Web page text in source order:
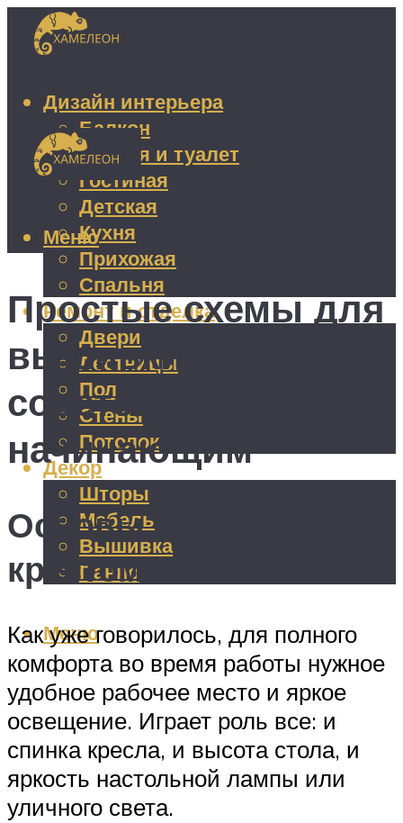
Дизайн интерьера
Балкон
Ванная и туалет
Гостиная
Детская
Кухня
Прихожая
Спальня
Ремонт и отделка
Двери
Лестницы
Пол
Стены
Потолок
Декор
Шторы
Мебель
Вышивка
Панно
Меню
Меню
Простые схемы для
вышивки крестом: 5
советов
начинающим
Основы вышивки
крестом
Как уже говорилось, для полного
комфорта во время работы нужное
удобное рабочее место и яркое
освещение. Играет роль все: и
спинка кресла, и высота стола, и
яркость настольной лампы или
уличного света.